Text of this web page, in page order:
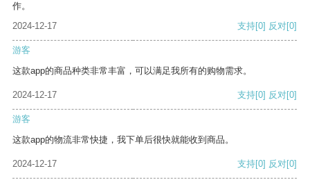
作。
2024-12-17
支持[0] 反对[0]
游客
这款app的商品种类非常丰富，可以满足我所有的购物需求。
2024-12-17 支持[0] 反对[0]
游客
这款app的物流非常快捷，我下单后很快就能收到商品。
2024-12-17 支持[0] 反对[0]